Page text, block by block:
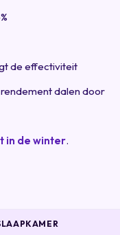
de effectiviteit
dalen door
in de winter.